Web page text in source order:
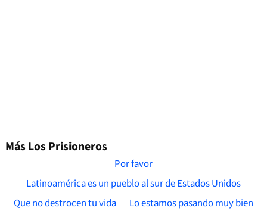
Más Los Prisioneros
Por favor
Latinoamérica es un pueblo al sur de Estados Unidos
Que no destrocen tu vida
Lo estamos pasando muy bien